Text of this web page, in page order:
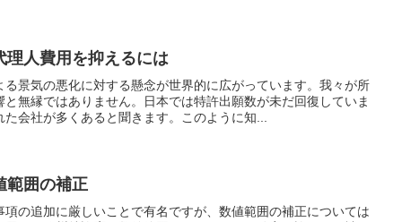
理人費用を抑えるには
景気の悪化に対する懸念が世界的に広がっています。我々が所
無縁ではありません。日本では特許出願数が未だ回復していま
会社が多くあると聞きます。このように知...
範囲の補正
の追加に厳しいことで有名ですが、数値範囲の補正については